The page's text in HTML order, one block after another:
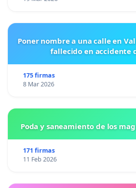
Poner nombre a una calle en
fallecido en accidente
175 firmas
8 Mar 2026
Poda y saneamiento de los
171 firmas
11 Feb 2026